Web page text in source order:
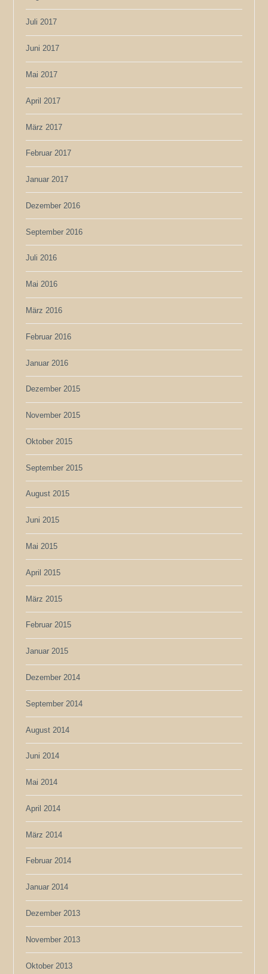
Juli 2017
Juni 2017
Mai 2017
April 2017
März 2017
Februar 2017
Januar 2017
Dezember 2016
September 2016
Juli 2016
Mai 2016
März 2016
Februar 2016
Januar 2016
Dezember 2015
November 2015
Oktober 2015
September 2015
August 2015
Juni 2015
Mai 2015
April 2015
März 2015
Februar 2015
Januar 2015
Dezember 2014
September 2014
August 2014
Juni 2014
Mai 2014
April 2014
März 2014
Februar 2014
Januar 2014
Dezember 2013
November 2013
Oktober 2013